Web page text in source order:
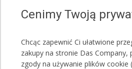
,,Proszę o przesłanie
Cenimy Twoją
Chcąc zapewnić Ci ułatwione
zakupy na stronie Das
zgody na używanie plików cookie